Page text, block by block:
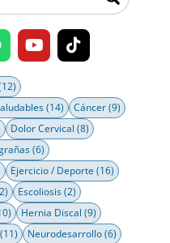
(14) Cáncer(9)
Dolor Cervical (8)
(6)
Ejercicio / Deporte (16)
Escoliosis(2)
Hernia Discal (9)
(11) Neurodesarrollo(6)